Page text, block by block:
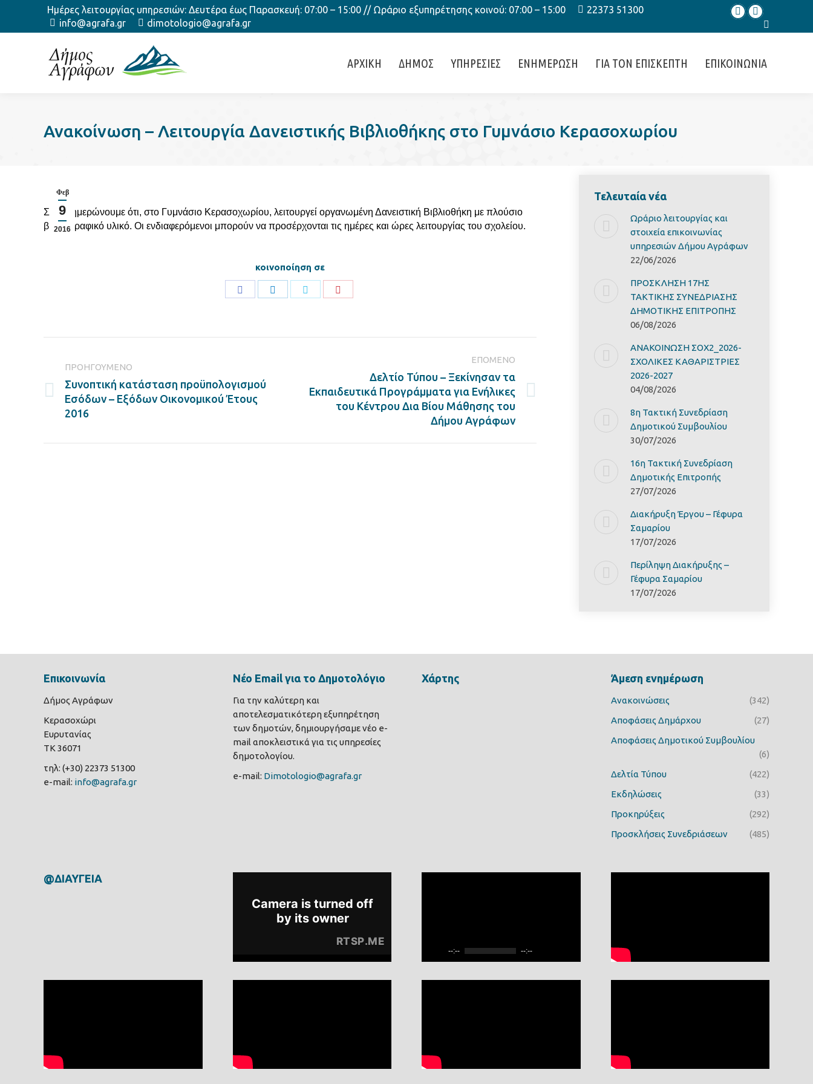
Ημέρες λειτουργίας υπηρεσιών: Δευτέρα έως Παρασκευή: 07:00 – 15:00 // Ωράριο εξυπηρέτησης κοινού: 07:00 – 15:00
22373 51300
info@agrafa.gr
dimotologio@agrafa.gr FacebookInstagram
Search:
ΑΡΧΙΚΗ ΔΗΜΟΣ ΥΠΗΡΕΣΙΕΣ ΕΝΗΜΕΡΩΣΗ ΓΙΑ ΤΟΝ ΕΠΙΣΚΕΠΤΗ ΕΠΙΚΟΙΝΩΝΙΑ
Ανακοίνωση – Λειτουργία Δανειστικής Βιβλιοθήκης στο Γυμνάσιο Κερασοχωρίου
Φεβ
9
2016
Σας ενημερώνουμε ότι, στο Γυμνάσιο Κερασοχωρίου, λειτουργεί οργανωμένη Δανειστική Βιβλιοθήκη με πλούσιο
βιβλιογραφικό υλικό. Οι ενδιαφερόμενοι μπορούν να προσέρχονται τις ημέρες και ώρες λειτουργίας του σχολείου.
κοινοποίηση σε
navigation
ΠΡΟΗΓΟΎΜΕΝΟ
Previous
post:
Συνοπτική κατάσταση προϋπολογισμού
Εσόδων – Εξόδων Οικονομικού Έτους
2016
ΕΠΌΜΕΝΟ
Next
Δελτίο Τύπου – Ξεκίνησαν τα
Εκπαιδευτικά Προγράμματα για Ενήλικες
του Κέντρου Δια Βίου Μάθησης του
Δήμου Αγράφων
Τελευταία νέα
Ωράριο λειτουργίας και
στοιχεία επικοινωνίας
υπηρεσιών Δήμου Αγράφων
22/06/2026
ΠΡΟΣΚΛΗΣΗ 17ΗΣ
ΤΑΚΤΙΚΗΣ ΣΥΝΕΔΡΙΑΣΗΣ
ΔΗΜΟΤΙΚΗΣ ΕΠΙΤΡΟΠΗΣ
06/08/2026
ΑΝΑΚΟΙΝΩΣΗ ΣΟΧ2_2026-
ΣΧΟΛΙΚΕΣ ΚΑΘΑΡΙΣΤΡΙΕΣ
2026-2027
04/08/2026
8η Τακτική Συνεδρίαση
Δημοτικού Συμβουλίου
30/07/2026
16η Τακτική Συνεδρίαση
Δημοτικής Επιτροπής
27/07/2026
Διακήρυξη Έργoυ – Γέφυρα
Σαμαρίoυ
17/07/2026
Περίληψη Διακήρυξης –
Γέφυρα Σαμαρίoυ
17/07/2026
Επικοινωνία
Δήμος Αγράφων
Κερασοχώρι
Ευρυτανίας
ΤΚ 36071
τηλ: (+30) 22373 51300
e-mail: info@agrafa.gr
Νέο Email για το Δημοτολόγιο
Για την καλύτερη και
αποτελεσματικότερη εξυπηρέτηση
των δημοτών, δημιουργήσαμε νέο e-
mail αποκλειστικά για τις υπηρεσίες
δημοτολογίου.
e-mail: Dimotologio@agrafa.gr
Χάρτης Άμεση ενημέρωση
Ανακοινώσεις
(342)
Αποφάσεις Δημάρχου
(27)
Αποφάσεις Δημοτικού Συμβουλίου
(6)
Δελτία Τύπου
(422)
Εκδηλώσεις
(33)
Προκηρύξεις
(292)
Προσκλήσεις Συνεδριάσεων
(485)
@ΔΙΑΥΓΕΙΑ
--:-- --:--